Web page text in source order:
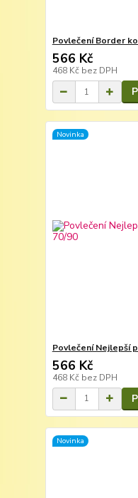
Povlečení Border
566 Kč
468 Kč bez DPH
Novinka
Povlečení Nejlepší
566 Kč
468 Kč bez DPH
Novinka